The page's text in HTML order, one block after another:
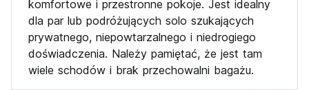
komfortowe i przestronne pokoje. Jest idealny
dla par lub podróżujących solo szukających
prywatnego, niepowtarzalnego i niedrogiego
doświadczenia. Należy pamiętać, że jest tam
wiele schodów i brak przechowalni bagażu.